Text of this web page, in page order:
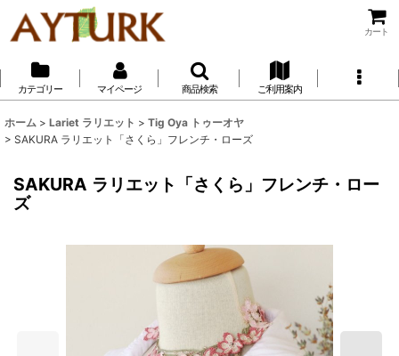
カート
カテゴリー マイページ 商品検索 ご利用案内
ホーム > Lariet ラリエット > Tig Oya トゥーオヤ
> SAKURA ラリエット「さくら」フレンチ・ローズ
SAKURA ラリエット「さくら」フレンチ・ロー
ズ